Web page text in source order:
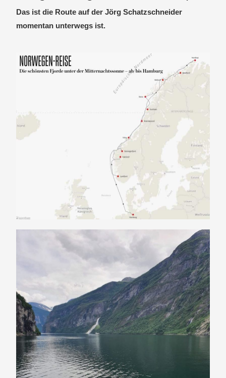
Das ist die Route auf der Jörg Schatzschneider
momentan unterwegs ist.